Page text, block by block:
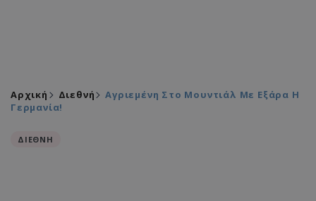
Αρχική Διεθνή
Αγριεμένη Στο Μουντιάλ Με Εξάρα Η
Γερμανία!
ΔΙΕΘΝΗ